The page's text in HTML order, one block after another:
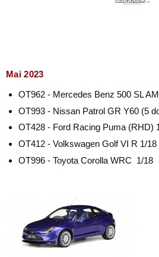
Mai 2023
OT962 - Mercedes Benz 500 SL
OT993 - Nissan Patrol GR Y60 (5
OT428 - Ford Racing Puma (RHD)
OT412 - Volkswagen Golf VI R 1/18
OT996 - Toyota Corolla WRC 1/18